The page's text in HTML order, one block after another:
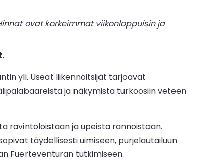
ovat korkeimmat viikonloppuisin ja
yli. Useat liikennöitsijät tarjoavat
ja näkymistä turkoosiin veteen
ravintoloistaan ja upeista rannoistaan.
täydellisesti uimiseen, purjelautailuun
Fuerteventuran tutkimiseen.